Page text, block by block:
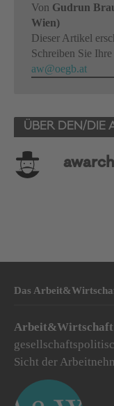
Von Gudrun
Wien)
Dieser Artikel
Schreiben Sie
aw@oegb.at
ÜBER DEN/DIE
Das
Arbeit&Wirtschaft
Sicht der